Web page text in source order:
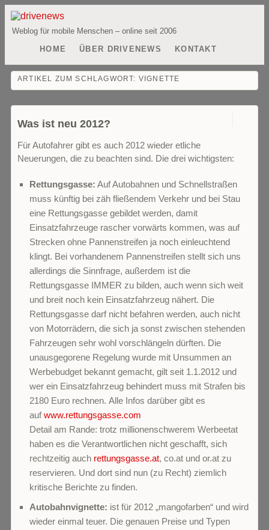
Weblog für mobile Menschen – online seit 2006
HOME
ÜBER DRIVENEWS KONTAKT
ARTIKEL ZUM SCHLAGWORT: VIGNETTE
Was ist neu 2012?
Für Autofahrer gibt es auch 2012 wieder etliche
Neuerungen, die zu beachten sind. Die drei wichtigsten:
Rettungsgasse: Auf Autobahnen und Schnellstraßen
muss künftig bei zäh fließendem Verkehr und bei Stau
eine Rettungsgasse gebildet werden, damit
Einsatzfahrzeuge rascher vorwärts kommen, was auf
Strecken ohne Pannenstreifen ja noch einleuchtend
klingt. Bei vorhandenem Pannenstreifen stellt sich uns
allerdings die Sinnfrage, außerdem ist die
Rettungsgasse IMMER zu bilden, auch wenn sich weit
und breit noch kein Einsatzfahrzeug nähert. Die
Rettungsgasse darf nicht befahren werden, auch nicht
von Motorrädern, die sich ja sonst zwischen stehenden
Fahrzeugen sehr wohl vorschlängeln dürften. Die
unausgegorene Regelung wurde mit Unsummen an
Werbebudget bekannt gemacht, gilt seit 1.1.2012 und
wer ein Einsatzfahrzeug behindert muss mit Strafen bis
2180 Euro rechnen. Alle Infos darüber gibt es
aufwww.rettungsgasse.com
Detail am Rande: trotz millionenschwerem Werbeetat
haben es die Verantwortlichen nicht geschafft, sich
rechtzeitig auch rettungsgasse.at, co.at und or.at zu
reservieren. Und dort sind nun (zu Recht) ziemlich
kritische Berichte zu finden.
Autobahnvignette: ist für 2012 „mangofarben“ und wird
wieder einmal teuer. Die genauen Preise und Typen